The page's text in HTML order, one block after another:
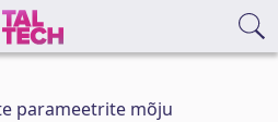
parameetrite mõju